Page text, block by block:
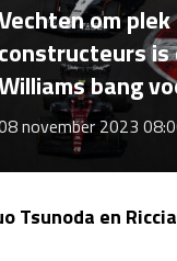
om
constructeurs
bang
november 2023
Tsunoda en